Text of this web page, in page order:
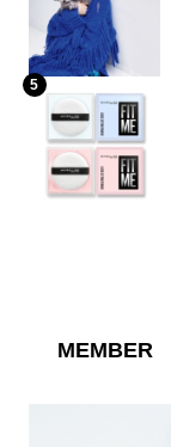
5
MEMBER